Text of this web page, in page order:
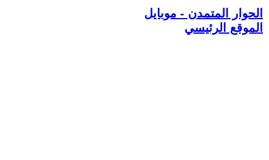
الحوار المتمدن - موبايل
الموقع الرئيسي